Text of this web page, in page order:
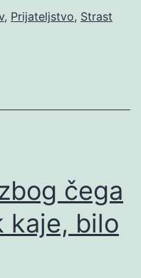
, Prijateljstvo, Strast
čega
kaje, bilo